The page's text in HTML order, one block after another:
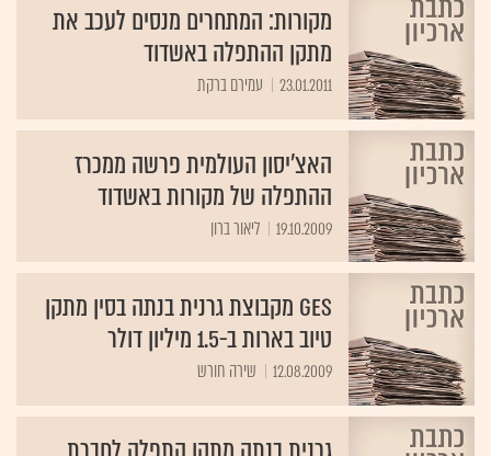
מקורות: המתחרים מנסים לעכב את
מתקן ההתפלה באשדוד
23.01.2011 עמירם ברקת
האצ'יסון העולמית פרשה ממכרז
ההתפלה של מקורות באשדוד
19.10.2009 ליאור ברון
GES מקבוצת גרנית בנתה בסין מתקן
טיוב בארות ב-1.5 מיליון דולר
12.08.2009 שירה חורש